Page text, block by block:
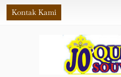
Kontak Kami